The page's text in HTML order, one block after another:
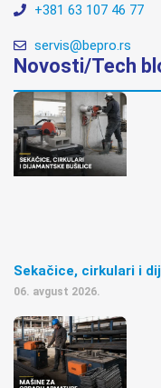
+381 63 107 46 77
servis@bepro.rs
Novosti/Tech
Sekačice, cirkulari i
06. avgust 2026.